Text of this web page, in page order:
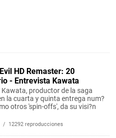
HD Remaster: 20
- Entrevista Kawata
productor de la saga
la cuarta y quinta entrega num?
otros 'spin-offs', da su visi?n
/ 12292 reproducciones